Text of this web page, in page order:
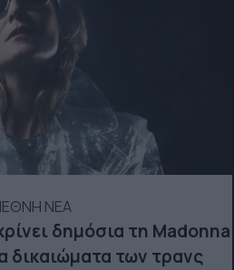
ΝΕΑ
δημόσια τη Madonna
δικαιώματα των τρανς